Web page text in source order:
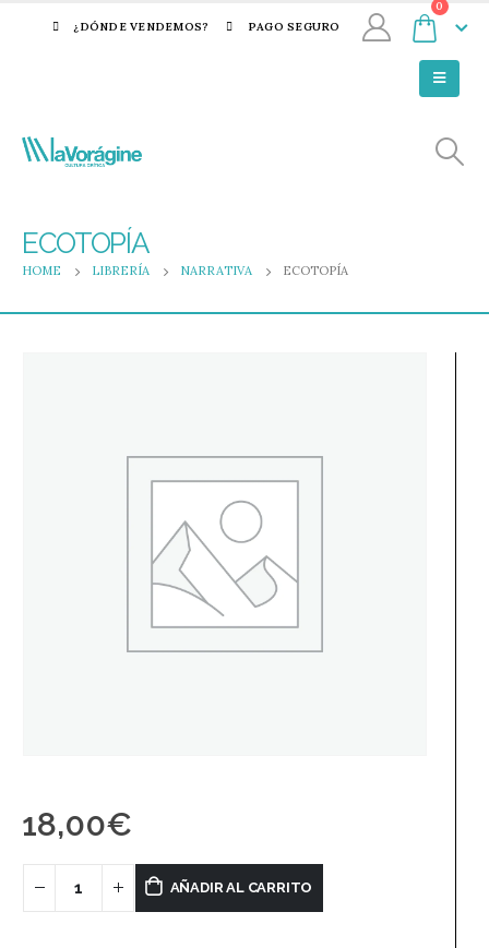
¿DÓNDE VENDEMOS? PAGO SEGURO
0
ECOTOPÍA
HOME LIBRERÍA NARRATIVA ECOTOPÍA
18,00€
AÑADIR AL CARRITO